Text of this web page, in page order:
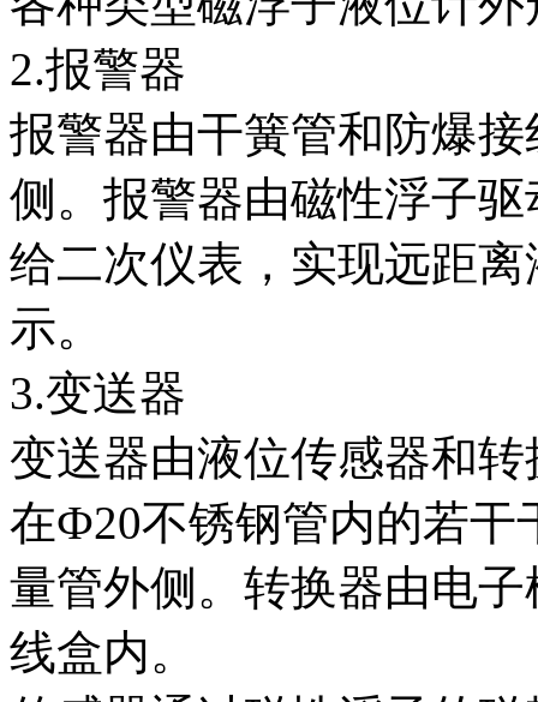
2.报警器
报警器由干簧管和防爆
侧。报警器由磁性浮子
给二次仪表，实现远距
示。
3.变送器
变送器由液位传感器和
在Ф20不锈钢管内的若干
量管外侧。转换器由电
线盒内。